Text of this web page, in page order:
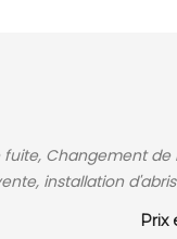
Changement de
installation
Prix